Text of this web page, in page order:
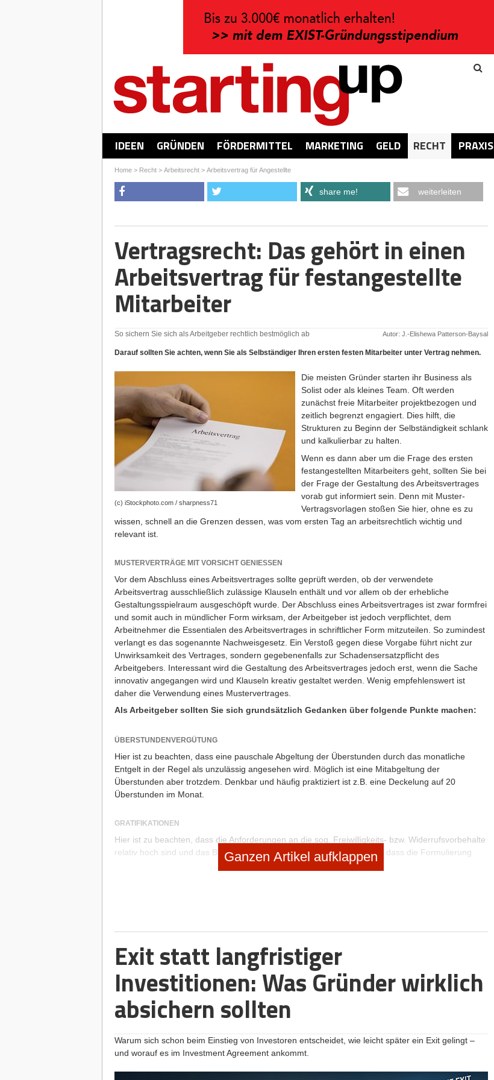
IDEEN GRÜNDEN FÖRDERMITTEL MARKETING GELD RECHT PRAXIS
Home> Recht> Arbeitsrecht> Arbeitsvertrag für Angestellte
share me! weiterleiten
Vertragsrecht: Das gehört in einen
Arbeitsvertrag für festangestellte
Mitarbeiter
So sichern Sie sich als Arbeitgeber rechtlich bestmöglich ab Autor: J.-Elishewa Patterson-Baysal
Darauf sollten Sie achten, wenn Sie als Selbständiger Ihren ersten festen Mitarbeiter unter Vertrag nehmen.
(c) iStockphoto.com / sharpness71
Die meisten Gründer starten ihr Business als
Solist oder als kleines Team. Oft werden
zunächst freie Mitarbeiter projektbezogen und
zeitlich begrenzt engagiert. Dies hilft, die
Strukturen zu Beginn der Selbständigkeit schlank
und kalkulierbar zu halten.
Wenn es dann aber um die Frage des ersten
festangestellten Mitarbeiters geht, sollten Sie bei
der Frage der Gestaltung des Arbeitsvertrages
vorab gut informiert sein. Denn mit Muster-
Vertragsvorlagen stoßen Sie hier, ohne es zu
wissen, schnell an die Grenzen dessen, was vom ersten Tag an arbeitsrechtlich wichtig und
relevant ist.
MUSTERVERTRÄGE MIT VORSICHT GENIESSEN
Vor dem Abschluss eines Arbeitsvertrages sollte geprüft werden, ob der verwendete
Arbeitsvertrag ausschließlich zulässige Klauseln enthält und vor allem ob der erhebliche
Gestaltungsspielraum ausgeschöpft wurde. Der Abschluss eines Arbeitsvertrages ist zwar formfrei
und somit auch in mündlicher Form wirksam, der Arbeitgeber ist jedoch verpflichtet, dem
Arbeitnehmer die Essentialen des Arbeitsvertrages in schriftlicher Form mitzuteilen. So zumindest
verlangt es das sogenannte Nachweisgesetz. Ein Verstoß gegen diese Vorgabe führt nicht zur
Unwirksamkeit des Vertrages, sondern gegebenenfalls zur Schadensersatzpflicht des
Arbeitgebers. Interessant wird die Gestaltung des Arbeitsvertrages jedoch erst, wenn die Sache
innovativ angegangen wird und Klauseln kreativ gestaltet werden. Wenig empfehlenswert ist
daher die Verwendung eines Mustervertrages.
Als Arbeitgeber sollten Sie sich grundsätzlich Gedanken über folgende Punkte machen:
ÜBERSTUNDENVERGÜTUNG
Hier ist zu beachten, dass eine pauschale Abgeltung der Überstunden durch das monatliche
Entgelt in der Regel als unzulässig angesehen wird. Möglich ist eine Mitabgeltung der
Überstunden aber trotzdem. Denkbar und häufig praktiziert ist z.B. eine Deckelung auf 20
Überstunden im Monat.
GRATIFIKATIONEN
Hier ist zu beachten, dass die Anforderungen an die sog. Freiwilligkeits- bzw. Widerrufsvorbehalte
relativ hoch sind und das Bundesarbeitsgericht jüngst entschieden hat, dass die Formulierung
„freiwillig und jederzeit widerruflich“ widersprüchlich und damit unwirksam ist. Alternativ und in der
DAS GEHÖRT IN DEN ARBEITSVERTRAG
Folgende Punkte müssen auf jeden Fall schriftlich im Arbeitsvertrag festgelegt sein:
Name und Anschrift der Vertragsparteien.
Zeitpunkt des Beginns des Arbeitsverhältnisses.
Der Arbeitsort oder, falls der Arbeitnehmer nicht nur an einem bestimmten Arbeitsort tätig sein
soll, ein Hinweis, dass er an verschiedenen Orten beschäftigt werden kann.
Ganzen Artikel aufklappen
Exit statt langfristiger
Investitionen: Was Gründer wirklich
absichern sollten
Warum sich schon beim Einstieg von Investoren entscheidet, wie leicht später ein Exit gelingt –
und worauf es im Investment Agreement ankommt.